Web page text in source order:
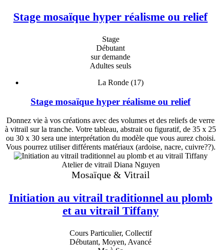
Stage mosaïque hyper réalisme ou relief
Stage
Débutant
sur demande
Adultes seuls
La Ronde (17)
Stage mosaïque hyper réalisme ou relief
Donnez vie à vos créations avec des volumes et des reliefs de verre
à vitrail sur la tranche. Votre tableau, abstrait ou figuratif, de 35 x 25
ou 30 x 30 sera une interprétation du modèle que vous aurez choisi.
Vous pourrez utiliser différents matériaux (ardoise, nacre, cuivre??).
Atelier de vitrail Diana Nguyen
Mosaïque & Vitrail
Initiation au vitrail traditionnel au plomb
et au vitrail Tiffany
Cours Particulier, Collectif
Débutant, Moyen, Avancé